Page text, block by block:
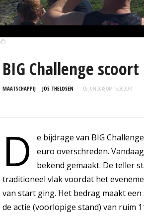
©
BIG Challenge
MAATSCHAPPIJ JOS THELOSEN 05 JUN 2018 OM 15:30UUR
D
e bijdrage van BIG
euro overschreden.
bekend gemaakt. De teller
traditioneel vlak voordat het
van start ging. Het bedrag maakt
de actie (voorlopige stand) van ruim